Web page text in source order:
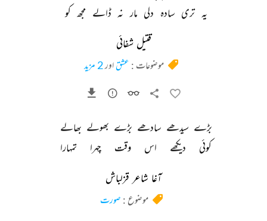
یہ تری سادہ دلی مار نہ ڈالے مجھ کو
قتیل شفائی
موضوعات : عشقاور2 مزید
بڑے سیدھے سادھے بڑے بھولے بھالے
کوئی
دیکھے اس وقت چہرا تمہارا
آغا شاعر قزلباش
موضوع : صورت